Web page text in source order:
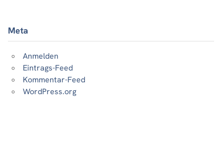
Meta
Anmelden
Eintrags-Feed
Kommentar-Feed
WordPress.org